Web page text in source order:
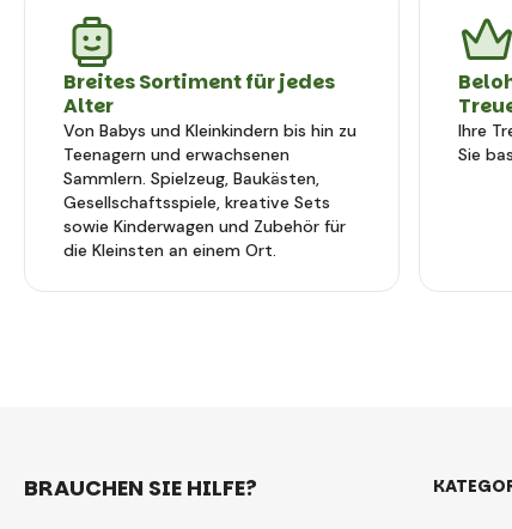
Breites Sortiment für jedes
Alter
Von Babys und Kleinkindern bis hin zu
Teenagern und erwachsenen
Sammlern. Spielzeug, Baukästen,
Gesellschaftsspiele, kreative Sets
sowie Kinderwagen und Zubehör für
die Kleinsten an einem Ort.
Ihre
Sie
BRAUCHEN SIE HILFE?